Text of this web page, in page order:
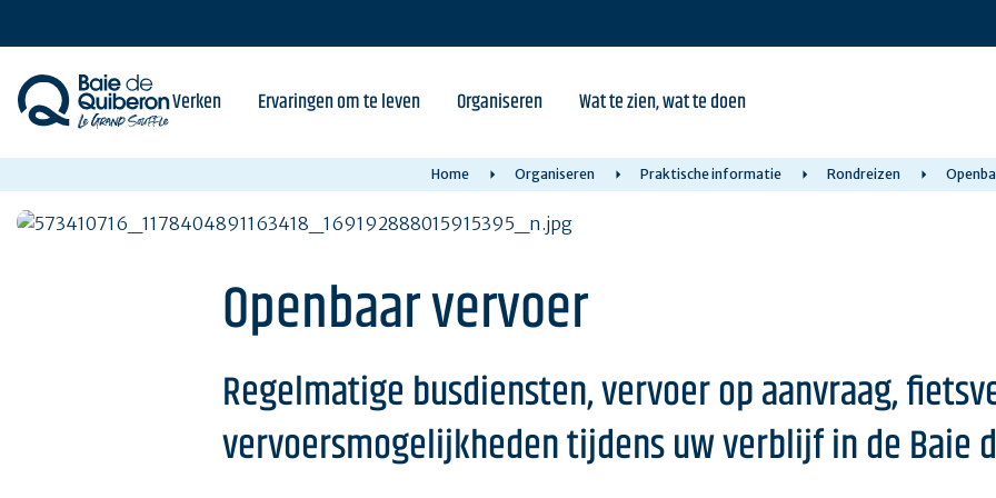
content
Verken Ervaringen om te leven Organiseren Wat te zien, wat te doen
Home Organiseren Praktische informatie Rondreizen
Openbaar vervoer
Regelmatige busdiensten, vervoer op aanvraag,
vervoersmogelijkheden tijdens uw verblijf in de Baie